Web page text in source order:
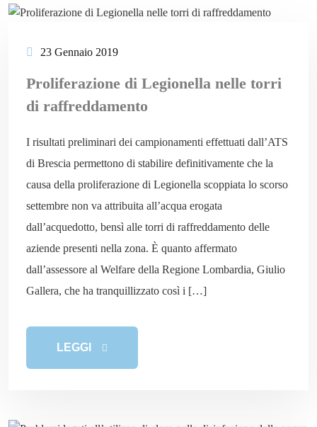
23 Gennaio 2019
Proliferazione di Legionella nelle torri
di raffreddamento
I risultati preliminari dei campionamenti effettuati dall’ATS
di Brescia permettono di stabilire definitivamente che la
causa della proliferazione di Legionella scoppiata lo scorso
settembre non va attribuita all’acqua erogata
dall’acquedotto, bensì alle torri di raffreddamento delle
aziende presenti nella zona. È quanto affermato
dall’assessore al Welfare della Regione Lombardia, Giulio
Gallera, che ha tranquillizzato così i […]
LEGGI